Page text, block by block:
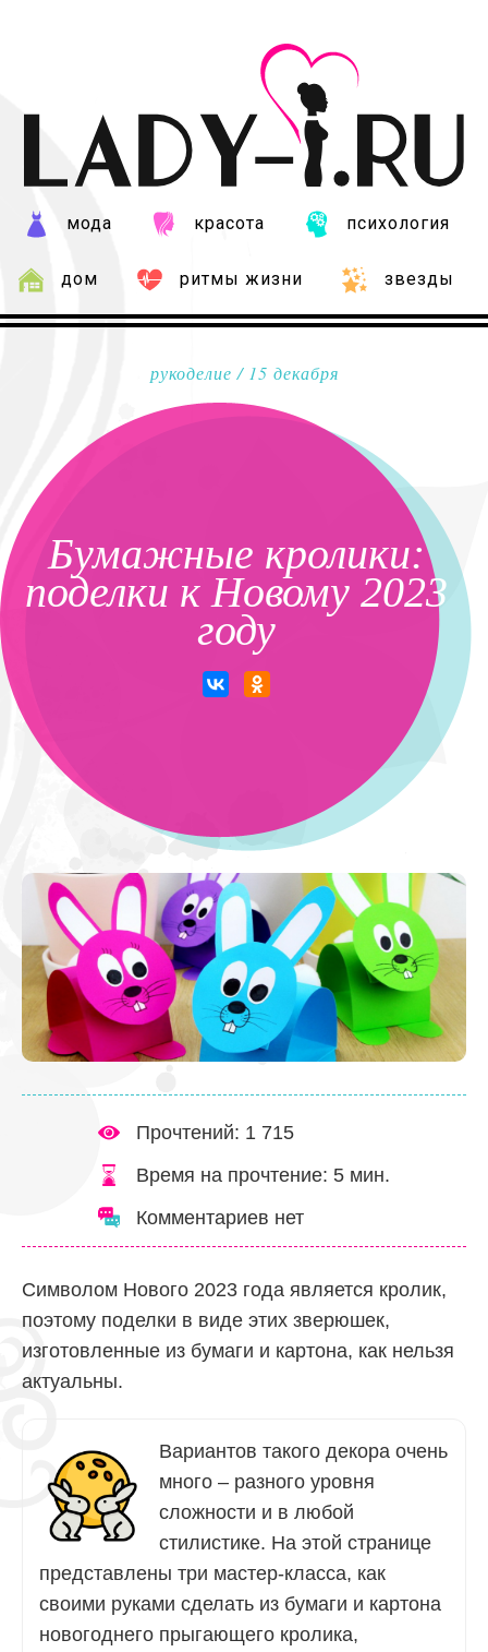
мода красота психология
дом ритмы жизни звезды
рукоделие / 15 декабря
Бумажные кролики:
поделки к Новому 2023
году
Прочтений: 1 715
Время на прочтение: 5 мин.
Комментариев нет
Символом Нового 2023 года является кролик,
поэтому поделки в виде этих зверюшек,
изготовленные из бумаги и картона, как нельзя
актуальны.
Вариантов такого декора очень
много – разного уровня
сложности и в любой
стилистике. На этой странице
представлены три мастер-класса, как
своими руками сделать из бумаги и картона
новогоднего прыгающего кролика,